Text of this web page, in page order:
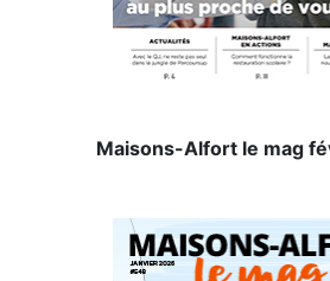
Maisons-Alfort le mag